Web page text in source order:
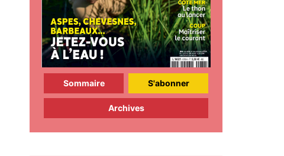
Sommaire S'abonner
Archives